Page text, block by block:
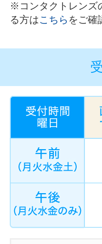
※コンタクトレンズ
る方はこちら をご確